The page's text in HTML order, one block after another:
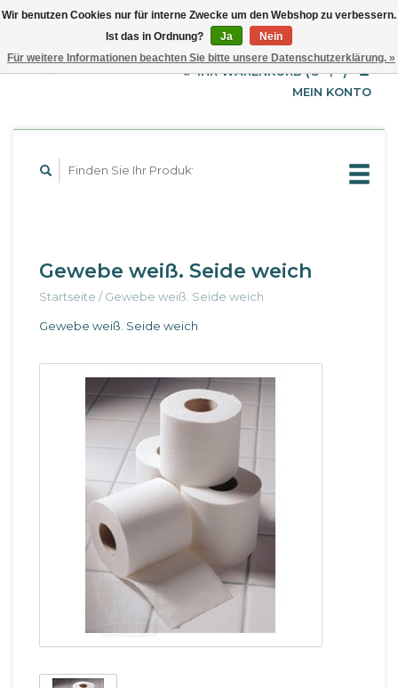
EUR
GBP
USD
English
Français
IHR WARENKORB (€--,--)
MEIN KONTO
Gewebe weiß. Seide weich
Startseite /Gewebe weiß. Seide weich
Gewebe weiß. Seide weich
Wir benutzen Cookies nur für interne Zwecke um den Webshop zu verbessern.
Ist das in Ordnung?
Ja
Nein
Für weitere Informationen beachten Sie bitte unsere Datenschutzerklärung. »